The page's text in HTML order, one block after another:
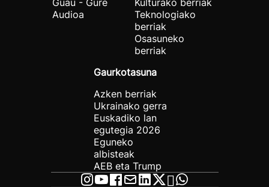
Guau - Gure
Audioa
Kulturako berriak
Teknologiako
berriak
Osasuneko
berriak
Gaurkotasuna
Azken berriak
Ukrainako gerra
Euskadiko lan
egutegia 2026
Eguneko
albisteak
AEB eta Trump